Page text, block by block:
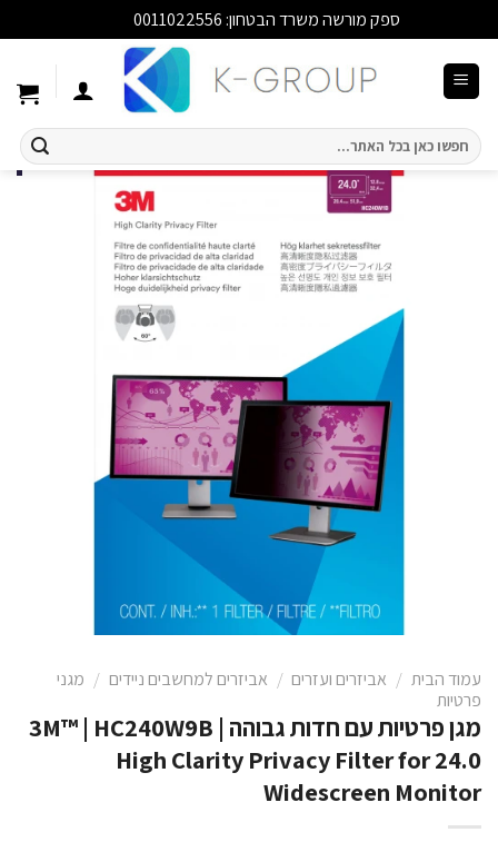
ספק מורשה משרד הבטחון: 0011022556
חיפוש
עבור:
עמוד הבית / אביזרים ועזרים / אביזרים למחשבים ניידים / מגני
פרטיות
מגן פרטיות עם חדות גבוהה 3M™ | HC240W9B |
High Clarity Privacy Filter for 24.0
Widescreen Monitor